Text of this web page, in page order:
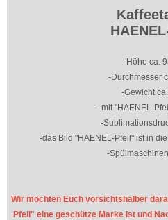
-Höhe ca.
-Durchmesser
-Gewicht
-mit "HAENEL-
-
-das Bild "HAENEL-Pfeil" ist in
-
Wir möchten Euch vorsichtshalber
Pfeil" eine geschütze Marke ist und